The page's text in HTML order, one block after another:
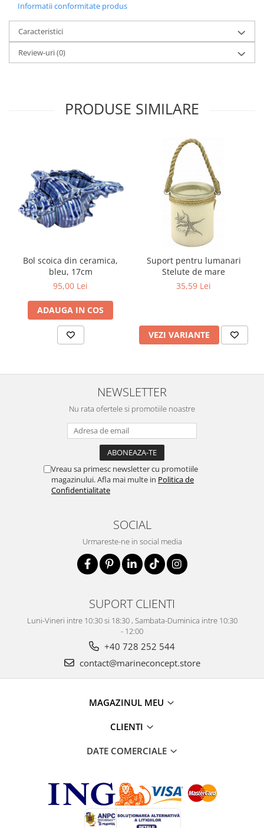
Informatii conformitate produs
Caracteristici
Review-uri(0)
PRODUSE SIMILARE
Bol scoica din ceramica,
bleu, 17cm
95,00 Lei
ADAUGA IN COS
Suport pentru lumanari
Stelute de mare
35,59 Lei
VEZI VARIANTE
NEWSLETTER
Nu rata ofertele si promotiile noastre
Vreau sa primesc newsletter cu promotiile
magazinului. Afla mai multe in Politica de
Confidentialitate
SOCIAL
Urmareste-ne in social media
SUPORT CLIENTI
Luni-Vineri intre 10:30 si 18:30 , Sambata-Duminica intre 10:30
- 12:00
+40 728 252 544
contact@marineconcept.store
MAGAZINUL MEU
CLIENTI
DATE COMERCIALE